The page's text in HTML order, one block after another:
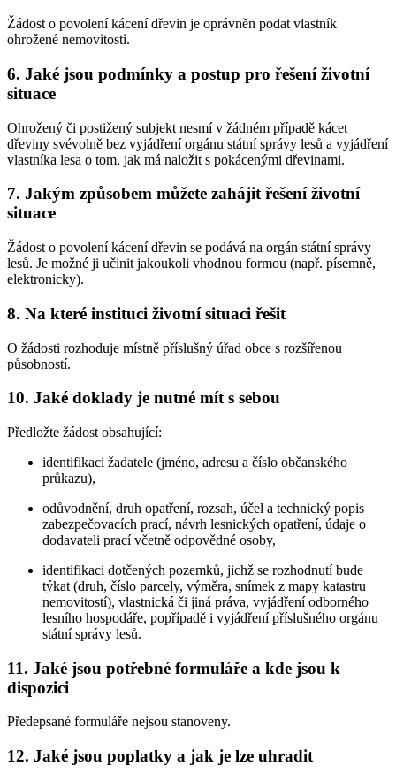
Žádost o povolení kácení dřevin je oprávněn podat vlastník
ohrožené nemovitosti.
6. Jaké jsou podmínky a postup pro řešení životní
situace
Ohrožený či postižený subjekt nesmí v žádném případě kácet
dřeviny svévolně bez vyjádření orgánu státní správy lesů a vyjádření
vlastníka lesa o tom, jak má naložit s pokácenými dřevinami.
7. Jakým způsobem můžete zahájit řešení životní
situace
Žádost o povolení kácení dřevin se podává na orgán státní správy
lesů. Je možné ji učinit jakoukoli vhodnou formou (např. písemně,
elektronicky).
8. Na které instituci životní situaci řešit
O žádosti rozhoduje místně příslušný úřad obce s rozšířenou
působností.
10. Jaké doklady je nutné mít s sebou
Předložte žádost obsahující:
identifikaci žadatele (jméno, adresu a číslo občanského
průkazu),
odůvodnění, druh opatření, rozsah, účel a technický popis
zabezpečovacích prací, návrh lesnických opatření, údaje o
dodavateli prací včetně odpovědné osoby,
identifikaci dotčených pozemků, jichž se rozhodnutí bude
týkat (druh, číslo parcely, výměra, snímek z mapy katastru
nemovitostí), vlastnická či jiná práva, vyjádření odborného
lesního hospodáře, popřípadě i vyjádření příslušného orgánu
státní správy lesů.
11. Jaké jsou potřebné formuláře a kde jsou k
dispozici
Předepsané formuláře nejsou stanoveny.
12. Jaké jsou poplatky a jak je lze uhradit